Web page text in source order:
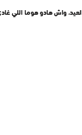
العيد، واش هادو هوما اللي